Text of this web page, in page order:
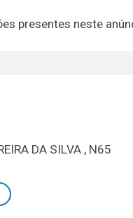
presentes neste
DA SILVA , N65